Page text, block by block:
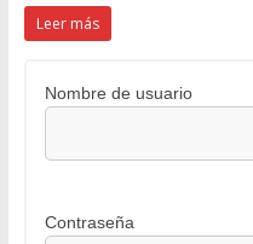
Leer más
Nombre de usuario
Contraseña